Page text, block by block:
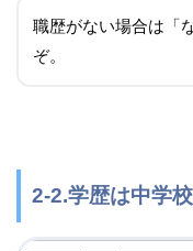
職歴がない場合は「
ぞ。
2-2.学歴は中学